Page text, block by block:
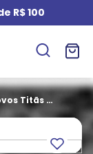
R$ 100
Titãs -
Série # 07